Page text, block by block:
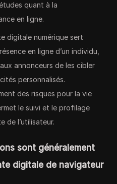
quant à la
en ligne.
digitale numérique sert
en ligne d’un individu,
annonceurs de les cibler
personnalisés.
des risques pour la vie
le suivi et le profilage
de l’utilisateur.
sont généralement
digitale de navigateur